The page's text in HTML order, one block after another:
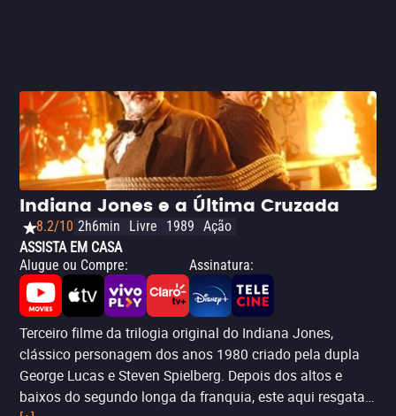
Indiana Jones e a Última Cruzada
8.2/10 2h6min Livre 1989 Ação
ASSISTA EM CASA
Alugue ou Compre: Assinatura:
Terceiro filme da trilogia original do Indiana Jones,
clássico personagem dos anos 1980 criado pela dupla
George Lucas e Steven Spielberg. Depois dos altos e
baixos do segundo longa da franquia, este aqui resgata